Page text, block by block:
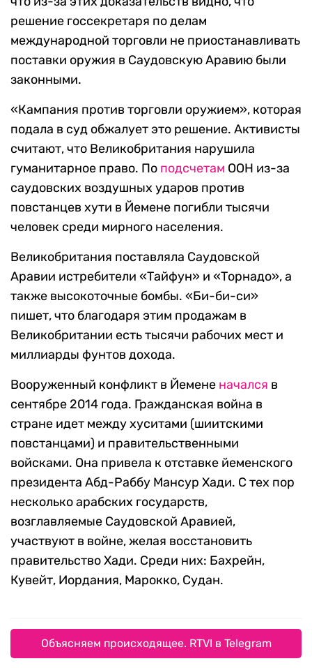
решение госсекретаря по делам
международной торговли не приостанавливать
поставки оружия в Саудовскую Аравию были
законными.
«Кампания против торговли оружием», которая
подала в суд обжалует это решение. Активисты
считают, что Великобритания нарушила
гуманитарное право. По подсчетам ООН из-за
саудовских воздушных ударов против
повстанцев хути в Йемене погибли тысячи
человек среди мирного населения.
Великобритания поставляла Саудовской
Аравии истребители «Тайфун» и «Торнадо», а
также высокоточные бомбы. «Би-би-си»
пишет, что благодаря этим продажам в
Великобритании есть тысячи рабочих мест и
миллиарды фунтов дохода.
Вооруженный конфликт в Йемене начался в
сентябре 2014 года. Гражданская война в
стране идет между хуситами (шиитскими
повстанцами) и правительственными
войсками. Она привела к отставке йеменского
президента Абд-Раббу Мансур Хади. С тех пор
несколько арабских государств,
возглавляемые Саудовской Аравией,
участвуют в войне, желая восстановить
правительство Хади. Среди них: Бахрейн,
Кувейт, Иордания, Марокко, Судан.
Объясняем происходящее. RTVI в Telegram